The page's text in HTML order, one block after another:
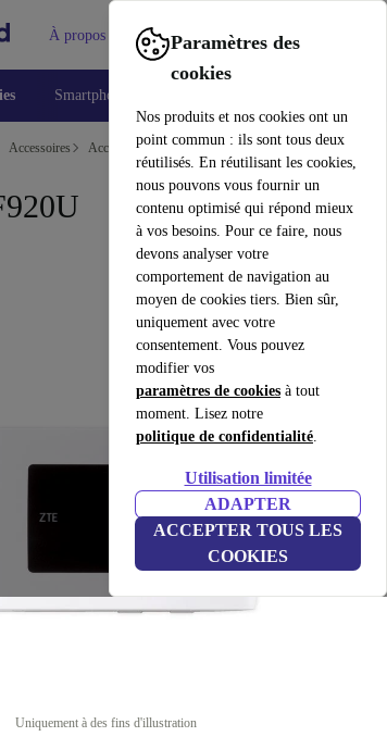
Paramètres des
cookies
Nos produits et nos cookies ont un
point commun : ils sont tous deux
réutilisés. En réutilisant les cookies,
nous pouvons vous fournir un
contenu optimisé qui répond mieux
à vos besoins. Pour ce faire, nous
devons analyser votre
comportement de navigation au
moyen de cookies tiers. Bien sûr,
uniquement avec votre
consentement. Vous pouvez
modifier vos
paramètres de cookies à tout
moment. Lisez notre
politique de confidentialité.
Utilisation limitée
ADAPTER
ACCEPTER TOUS LES
COOKIES
À propos Aide
Smartphones Montres
Accessoires Accessoires Ordinateur
Uniquement à des fins d'illustration